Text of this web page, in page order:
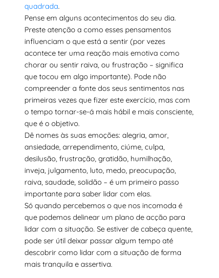
quadrada.
Pense em alguns acontecimentos do seu dia.
Preste atenção a como esses pensamentos
influenciam o que está a sentir (por vezes
acontece ter uma reação mais emotiva como
chorar ou sentir raiva, ou frustração – significa
que tocou em algo importante). Pode não
compreender a fonte dos seus sentimentos nas
primeiras vezes que fizer este exercício, mas com
o tempo tornar-se-á mais hábil e mais consciente,
que é o objetivo.
Dê nomes às suas emoções: alegria, amor,
ansiedade, arrependimento, ciúme, culpa,
desilusão, frustração, gratidão, humilhação,
inveja, julgamento, luto, medo, preocupação,
raiva, saudade, solidão – é um primeiro passo
importante para saber lidar com elas.
Só quando percebemos o que nos incomoda é
que podemos delinear um plano de acção para
lidar com a situação. Se estiver de cabeça quente,
pode ser útil deixar passar algum tempo até
descobrir como lidar com a situação de forma
mais tranquila e assertiva.